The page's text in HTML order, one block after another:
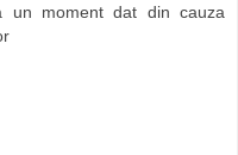
un moment dat din cauza